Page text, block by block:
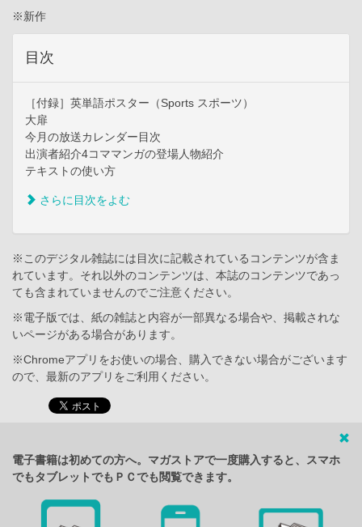
※新作
目次
［付録］英単語ポスター（Sports スポーツ）
大扉
今月の放送カレンダー目次
出演者紹介4コママンガの登場人物紹介
テキストの使い方
さらに目次をよむ
※このデジタル雑誌には目次に記載されているコンテンツが含ま
れています。それ以外のコンテンツは、本誌のコンテンツであっ
ても含まれていませんのでご注意ください。
※電子版では、紙の雑誌と内容が一部異なる場合や、掲載されな
いページがある場合があります。
※Chromeアプリをお使いの場合、購入できない場合がございます
ので、最新のアプリをご利用ください。
電子書籍は初めての方へ。マガストアで一度購入すると、スマホ
でもタブレットでもＰＣでも閲覧できます。